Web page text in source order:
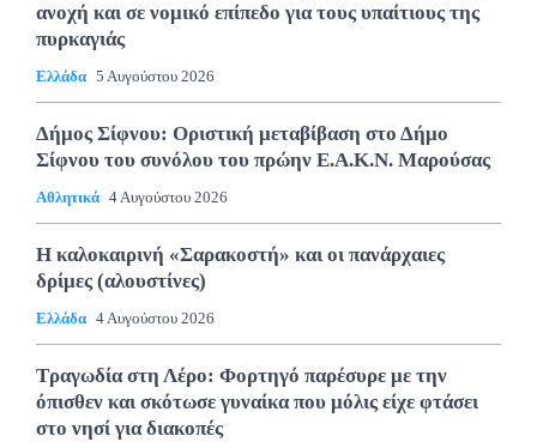
ανοχή και σε νομικό επίπεδο για τους υπαίτιους της
πυρκαγιάς
Ελλάδα 5 Αυγούστου 2026
Δήμος Σίφνου: Οριστική μεταβίβαση στο Δήμο
Σίφνου του συνόλου του πρώην Ε.Α.Κ.Ν. Μαρούσας
Αθλητικά 4 Αυγούστου 2026
Η καλοκαιρινή «Σαρακοστή» και οι πανάρχαιες
δρίμες (αλουστίνες)
Ελλάδα 4 Αυγούστου 2026
Τραγωδία στη Λέρο: Φορτηγό παρέσυρε με την
όπισθεν και σκότωσε γυναίκα που μόλις είχε φτάσει
στο νησί για διακοπές